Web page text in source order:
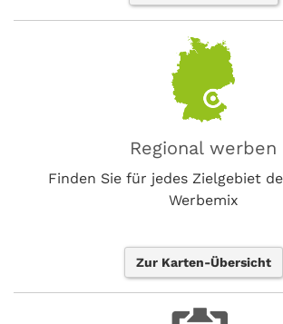
Regional werben
Finden Sie für jedes Zielgebiet
Werbemix
Zur Karten-Übersicht